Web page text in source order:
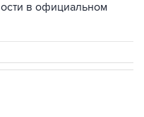
в официальном